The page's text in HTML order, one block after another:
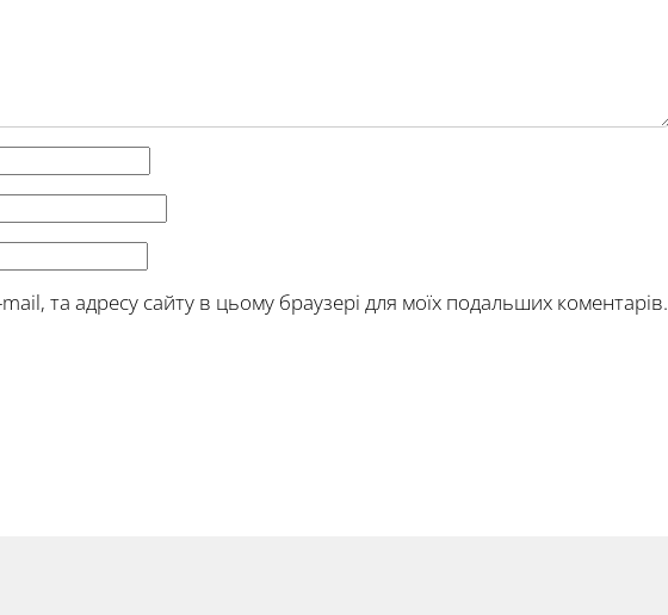
та адресу сайту в цьому браузері для моїх подальших коментарів.